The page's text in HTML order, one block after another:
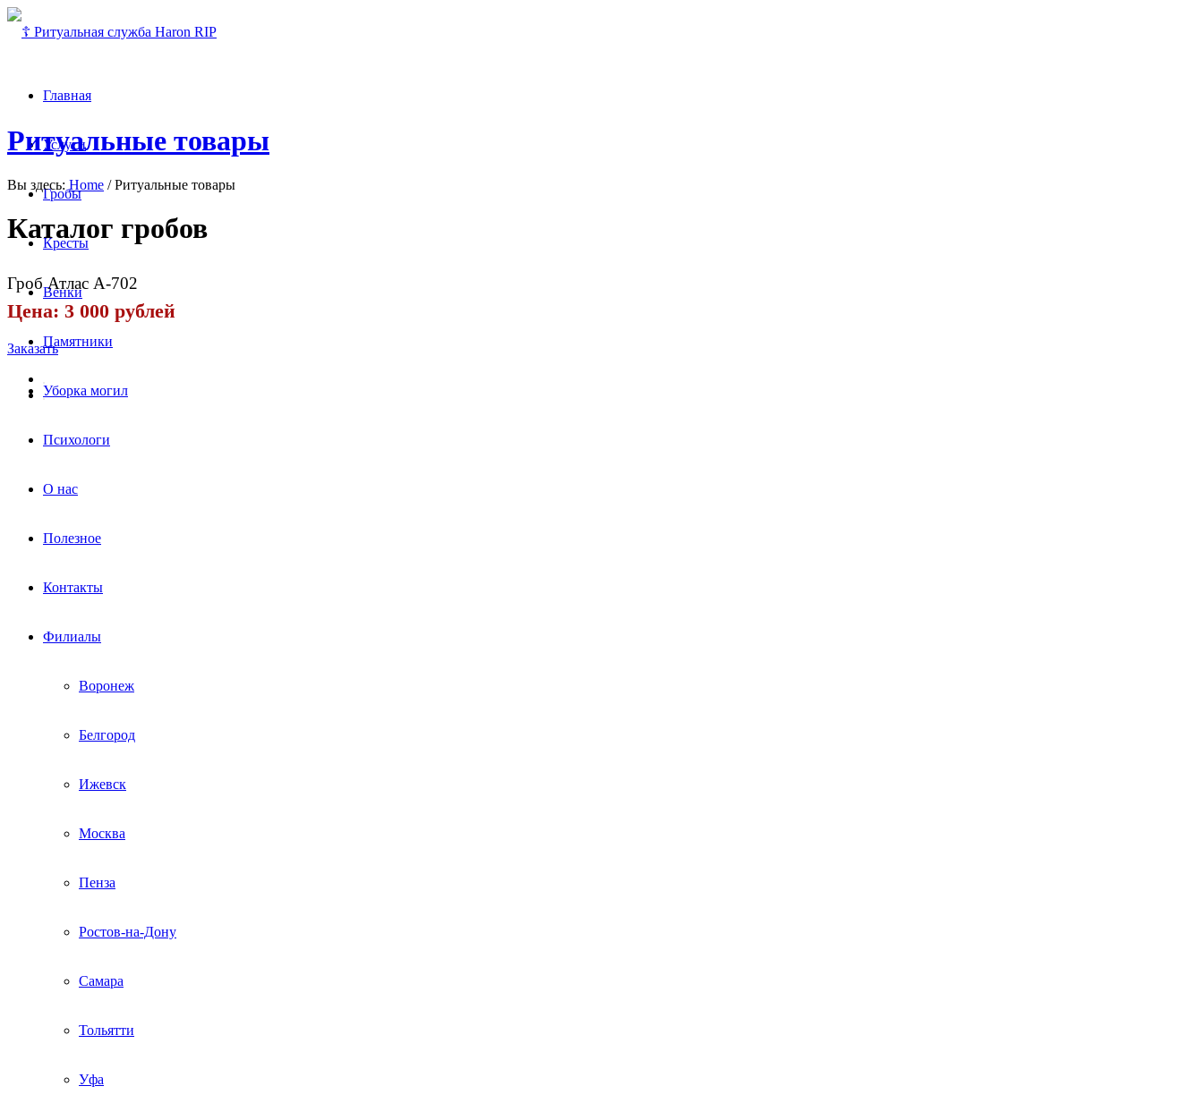
Главная
Услуги
Гробы
Кресты
Венки
Памятники
Уборка могил
Психологи
О нас
Полезное
Контакты
Филиалы
Воронеж
Белгород
Ижевск
Москва
Пенза
Ростов-на-Дону
Самара
Тольятти
Уфа
Ритуальные товары
Вы здесь: Home / Ритуальные товары
Каталог гробов
Гроб Атлас А-702
Цена: 3 000 рублей
Заказать